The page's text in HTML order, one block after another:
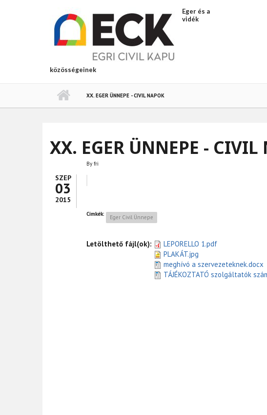
Eger és a
vidék
közösségeinek
XX. EGER ÜNNEPE - CIVIL NAPOK
XX. EGER ÜNNEPE - CIVIL
SZEP
03
2015
By fri
Címkék: Eger Civil Ünnepe
Letölthető fájl(ok):
LEPORELLO 1.pdf
PLAKÁT.jpg
meghívó a szervezeteknek.docx
TÁJÉKOZTATÓ szolgáltatók